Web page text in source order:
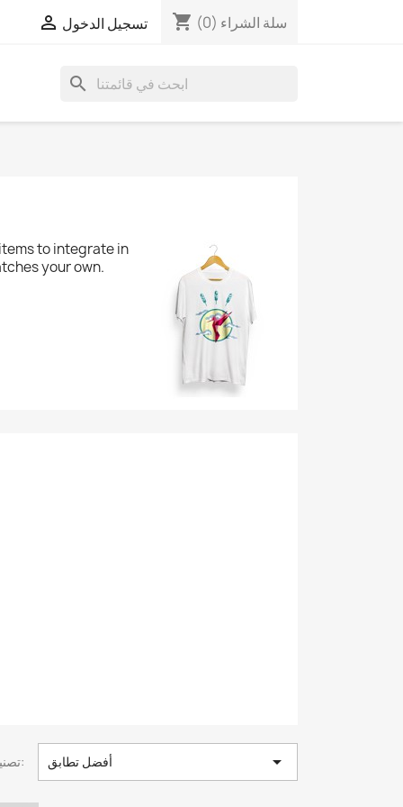
 تسجيل الدخول shopping_cart سلة الشراء (0)
search
to integrate in
your own.
تصنيف بواسطة: أفضل تطابق 